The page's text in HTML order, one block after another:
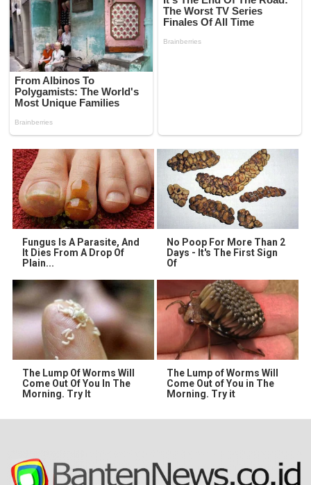
Fungus Is A Parasite, And
It Dies From A Drop Of
Plain...
No Poop For More Than 2
Days - It's The First Sign
Of
The Lump Of Worms Will
Come Out Of You In The
Morning. Try It
The Lump of Worms Will
Come Out of You in The
Morning. Try it